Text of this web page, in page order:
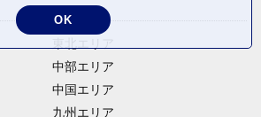
中部エリア
中国エリア
九州エリア
OK